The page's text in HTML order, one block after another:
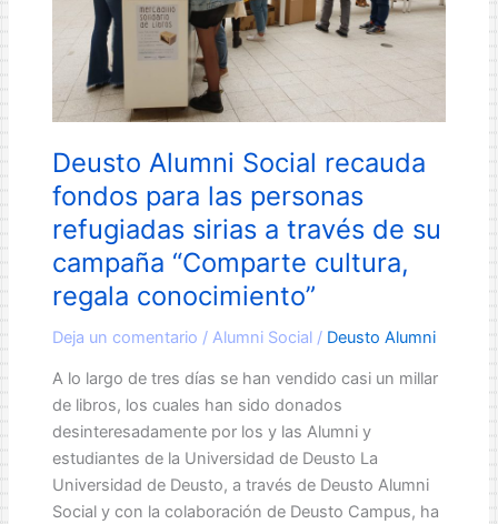
Deusto Alumni Social recauda
fondos para las personas
refugiadas sirias a través de su
campaña “Comparte cultura,
regala conocimiento”
Deja un comentario / Alumni Social/ Deusto Alumni
A lo largo de tres días se han vendido casi un millar
de libros, los cuales han sido donados
desinteresadamente por los y las Alumni y
estudiantes de la Universidad de Deusto La
Universidad de Deusto, a través de Deusto Alumni
Social y con la colaboración de Deusto Campus, ha